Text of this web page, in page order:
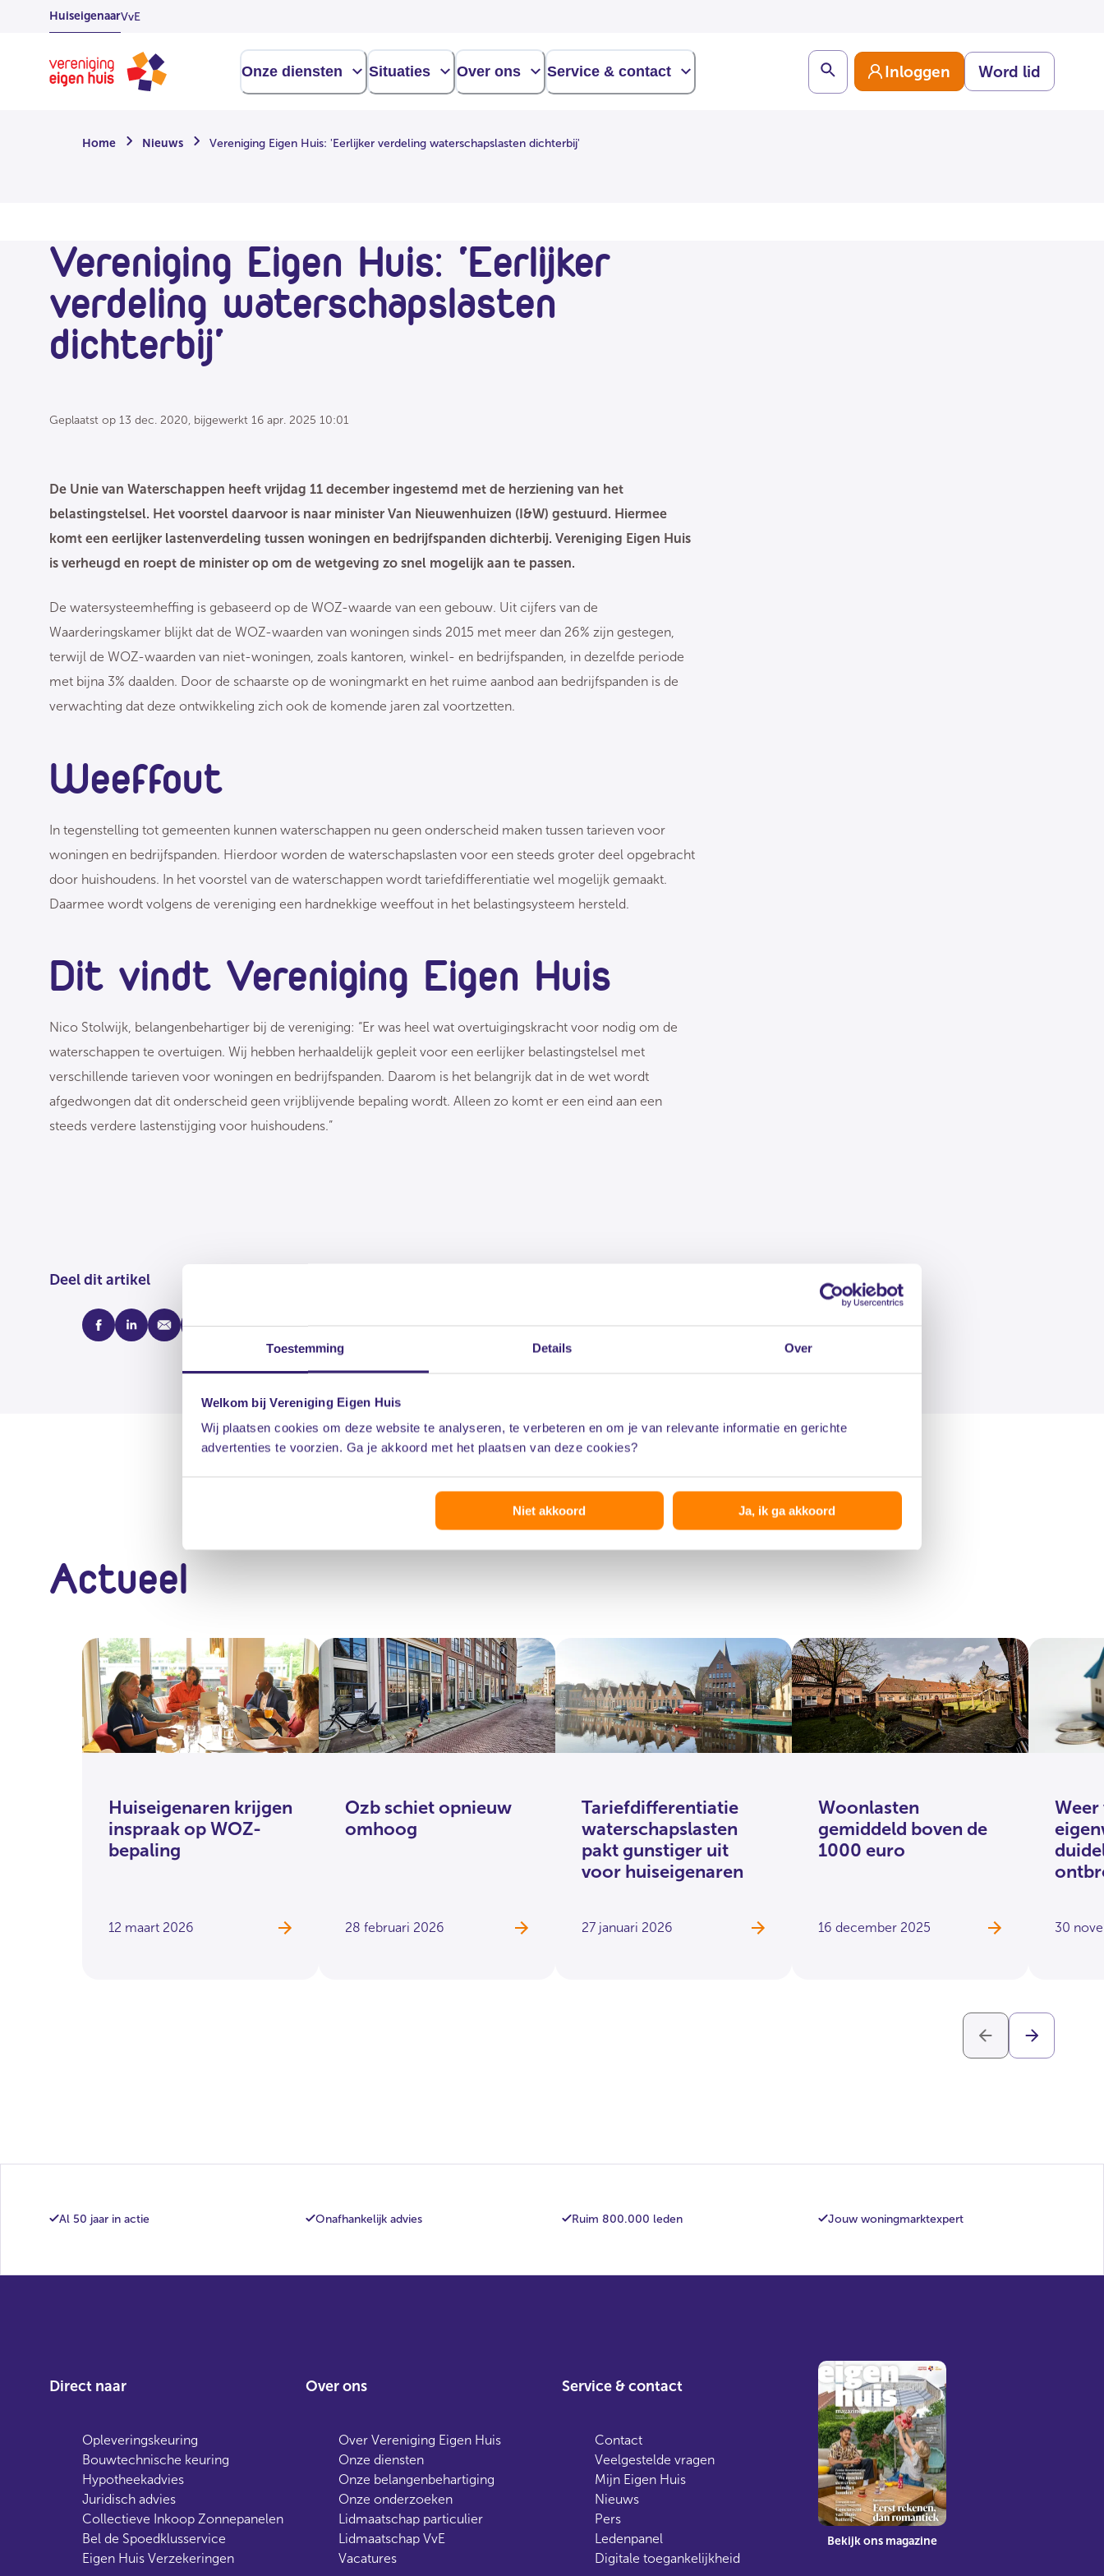
Toestemming Details Over
Welkom bij Vereniging Eigen Huis
Wij plaatsen cookies om deze website te analyseren, te verbeteren en om je van relevante informatie en gerichte
advertenties te voorzien. Ga je akkoord met het plaatsen van deze cookies?
Niet akkoord Ja, ik ga akkoord
OverslaanHuiseigenaarVvE
Homepage
Onze diensten Situaties Over ons Service & contact Search Inloggen Word lid
Home Nieuws Vereniging Eigen Huis: 'Eerlijker verdeling waterschapslasten dichterbij'
Vereniging Eigen Huis: 'Eerlijker
verdeling waterschapslasten
dichterbij'
Geplaatst op 13 dec. 2020, bijgewerkt 16 apr. 2025 10:01
De Unie van Waterschappen heeft vrijdag 11 december ingestemd met de herziening van het
belastingstelsel. Het voorstel daarvoor is naar minister Van Nieuwenhuizen (I&W) gestuurd. Hiermee
komt een eerlijker lastenverdeling tussen woningen en bedrijfspanden dichterbij. Vereniging Eigen Huis
is verheugd en roept de minister op om de wetgeving zo snel mogelijk aan te passen.
De watersysteemheffing is gebaseerd op de WOZ-waarde van een gebouw. Uit cijfers van de
Waarderingskamer blijkt dat de WOZ-waarden van woningen sinds 2015 met meer dan 26% zijn gestegen,
terwijl de WOZ-waarden van niet-woningen, zoals kantoren, winkel- en bedrijfspanden, in dezelfde periode
met bijna 3% daalden. Door de schaarste op de woningmarkt en het ruime aanbod aan bedrijfspanden is de
verwachting dat deze ontwikkeling zich ook de komende jaren zal voortzetten.
Weeffout
In tegenstelling tot gemeenten kunnen waterschappen nu geen onderscheid maken tussen tarieven voor
woningen en bedrijfspanden. Hierdoor worden de waterschapslasten voor een steeds groter deel opgebracht
door huishoudens. In het voorstel van de waterschappen wordt tariefdifferentiatie wel mogelijk gemaakt.
Daarmee wordt volgens de vereniging een hardnekkige weeffout in het belastingsysteem hersteld.
Dit vindt Vereniging Eigen Huis
Nico Stolwijk, belangenbehartiger bij de vereniging: “Er was heel wat overtuigingskracht voor nodig om de
waterschappen te overtuigen. Wij hebben herhaaldelijk gepleit voor een eerlijker belastingstelsel met
verschillende tarieven voor woningen en bedrijfspanden. Daarom is het belangrijk dat in de wet wordt
afgedwongen dat dit onderscheid geen vrijblijvende bepaling wordt. Alleen zo komt er een eind aan een
steeds verdere lastenstijging voor huishoudens.”
Deel dit artikel
facebooklinkedinmail whatsapp
Actueel
Huiseigenaren krijgen
inspraak op WOZ-
bepaling
12 maart 2026
Ozb schiet opnieuw
omhoog
28 februari 2026
Tariefdifferentiatie
waterschapslasten
pakt gunstiger uit
voor huiseigenaren
27 januari 2026
Woonlasten
gemiddeld boven de
1000 euro
16 december 2025 30
Al 50 jaar in actie Onafhankelijk advies Ruim 800.000 leden Jouw woningmarktexpert
Direct naar
Opleveringskeuring
Bouwtechnische keuring
Hypotheekadvies
Juridisch advies
Collectieve Inkoop Zonnepanelen
Bel de Spoedklusservice
Eigen Huis Verzekeringen
Over ons
Over Vereniging Eigen Huis
Onze diensten
Onze belangenbehartiging
Onze onderzoeken
Lidmaatschap particulier
Lidmaatschap VvE
Vacatures
Service & contact
Contact
Veelgestelde vragen
Mijn Eigen Huis
Nieuws
Pers
Ledenpanel
Digitale toegankelijkheid
Bekijk ons magazine